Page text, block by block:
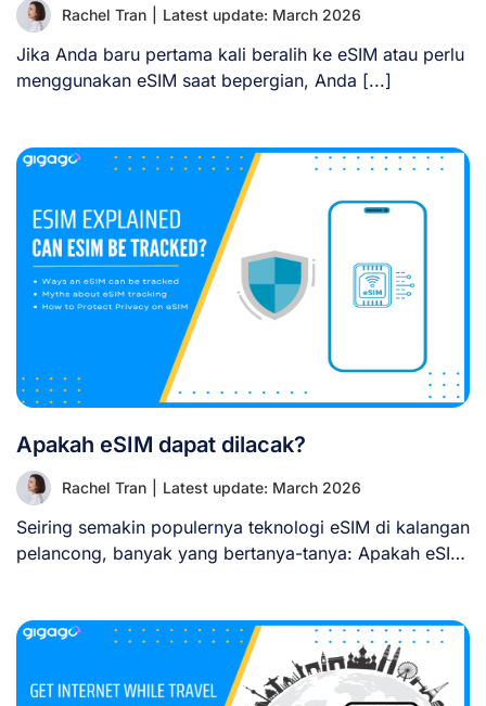
Rachel Tran Latest update: March 2026
Jika Anda baru pertama kali beralih ke eSIM atau perlu
menggunakan eSIM saat bepergian, Anda [...]
Apakah eSIM dapat dilacak?
Rachel Tran Latest update: March 2026
Seiring semakin populernya teknologi eSIM di kalangan
pelancong, banyak yang bertanya-tanya: Apakah eSIM